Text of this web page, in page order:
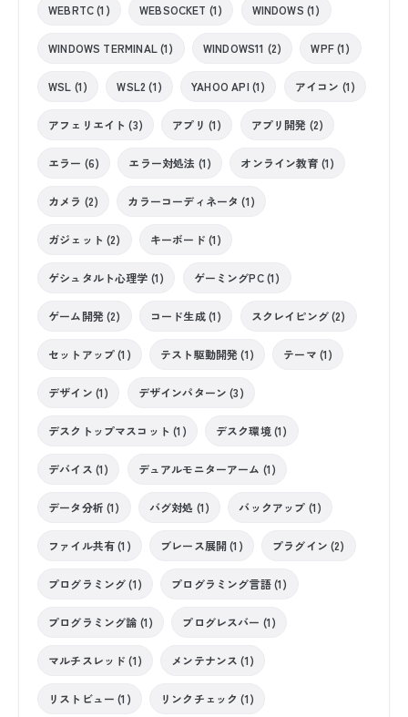
WEBRTC (1) WEBSOCKET (1) WINDOWS (1)
WINDOWS TERMINAL (1) WINDOWS11 (2) WPF (1)
WSL (1) WSL2 (1) YAHOO API (1) アイコン (1)
アフェリエイト (3) アプリ (1) アプリ開発 (2)
エラー (6) エラー対処法 (1) オンライン教育 (1)
カメラ (2) カラーコーディネータ (1)
ガジェット (2) キーボード (1)
ゲシュタルト心理学 (1) ゲーミングPC (1)
ゲーム開発 (2) コード生成 (1) スクレイピング (2)
セットアップ (1) テスト駆動開発 (1) テーマ (1)
デザイン (1) デザインパターン (3)
デスクトップマスコット (1) デスク環境 (1)
デバイス (1) デュアルモニターアーム (1)
データ分析 (1) バグ対処 (1) バックアップ (1)
ファイル共有 (1) ブレース展開 (1) プラグイン (2)
プログラミング (1) プログラミング言語 (1)
プログラミング論 (1) プログレスバー (1)
マルチスレッド (1) メンテナンス (1)
リストビュー (1) リンクチェック (1)